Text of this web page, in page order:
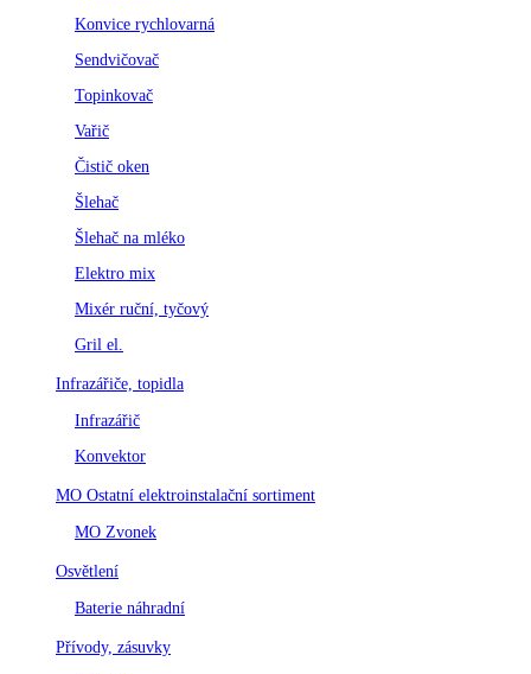
Konvice rychlovarná
Sendvičovač
Topinkovač
Vařič
Čistič oken
Šlehač
Šlehač na mléko
Elektro mix
Mixér ruční, tyčový
Gril el.
Infrazářiče, topidla
Infrazářič
Konvektor
MO Ostatní elektroinstalační sortiment
MO Zvonek
Osvětlení
Baterie náhradní
Přívody, zásuvky